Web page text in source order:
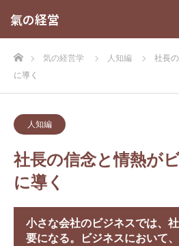
氣の経営
ホーム気の経営学 人知編
社長
に導く
人知編
社長の信念と情熱が
に導く
小さな会社のビジネスでは、
要になる。ビジネスにおいて